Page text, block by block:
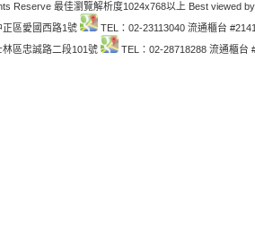
Reserve 最佳瀏覽解析度1024x768以上 Best viewed
區愛國西路1號
TEL：02-23113040 流通櫃台
區忠誠路二段101號
TEL：02-28718288 流通櫃台